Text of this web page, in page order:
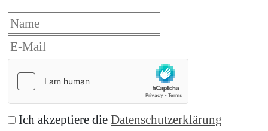
Ich akzeptiere die Datenschutzerklärung